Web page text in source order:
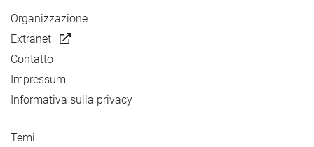
Organizzazione
Extranet
Contatto
Impressum
Informativa sulla privacy
Temi